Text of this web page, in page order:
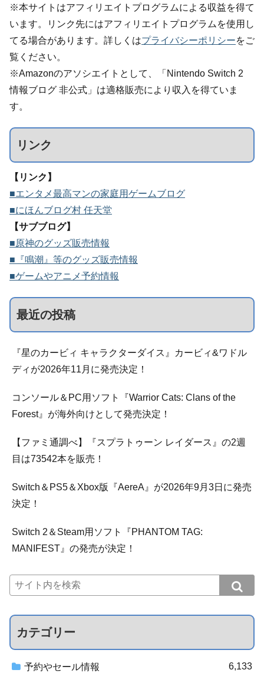
※本サイトはアフィリエイトプログラムによる収益を得て
います。リンク先にはアフィリエイトプログラムを使用し
てる場合があります。詳しくはプライバシーポリシーをご
覧ください。
※Amazonのアソシエイトとして、「Nintendo Switch 2
情報ブログ 非公式」は適格販売により収入を得ていま
す。
リンク
【リンク】
■エンタメ最高マンの家庭用ゲームブログ
■にほんブログ村 任天堂
【サブブログ】
■原神のグッズ販売情報
■『鳴潮』等のグッズ販売情報
■ゲームやアニメ予約情報
最近の投稿
『星のカービィ キャラクターダイス』カービィ&ワドル
ディが2026年11月に発売決定！
コンソール＆PC用ソフト『Warrior Cats: Clans of the
Forest』が海外向けとして発売決定！
【ファミ通調べ】『スプラトゥーン レイダース』の2週
目は73542本を販売！
Switch＆PS5＆Xbox版『AereA』が2026年9月3日に発売
決定！
Switch 2＆Steam用ソフト『PHANTOM TAG:
MANIFEST』の発売が決定！
カテゴリー
予約やセール情報 6,133